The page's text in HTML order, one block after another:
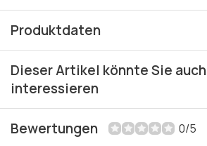
Produktdaten
Dieser Artikel könnte Sie auch
interessieren
Bewertungen 0/5